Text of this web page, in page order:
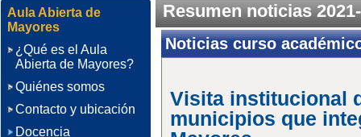
Resumen noticias
Noticias curso
Visita institucional
municipios que
Aula Abierta de
Mayores
¿Qué es el Aula
Abierta de Mayores?
Quiénes somos
Contacto y ubicación
Docencia